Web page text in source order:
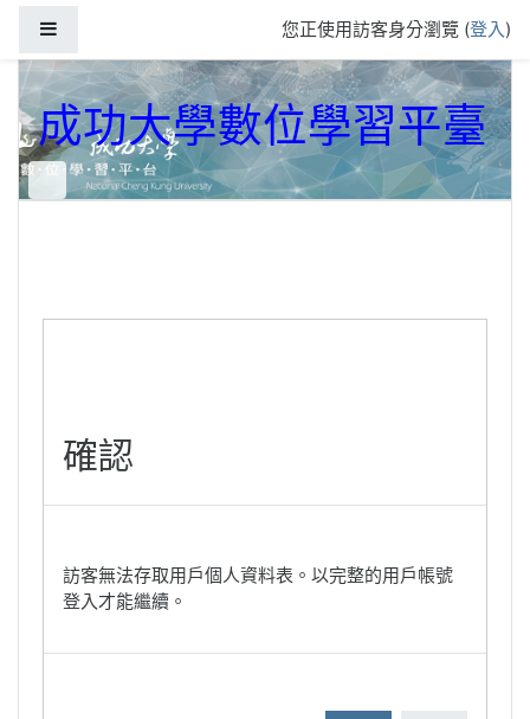
您正使用訪客身分瀏覽 (登入)
成功大學數位學習平臺
確認
訪客無法存取用戶個人資料表。以完整的用戶帳號
登入才能繼續。